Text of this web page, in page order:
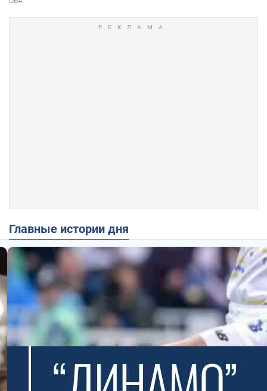
Главные истории дня